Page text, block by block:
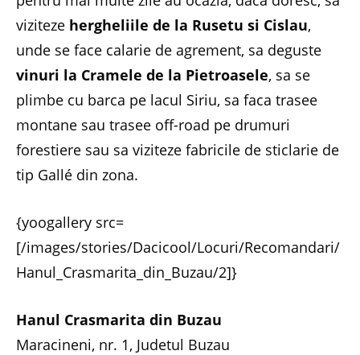
viziteze hergheliile de la Rusetu si Cislau,
unde se face calarie de agrement, sa deguste
vinuri la Cramele de la Pietroasele, sa se
plimbe cu barca pe lacul Siriu, sa faca trasee
montane sau trasee off-road pe drumuri
forestiere sau sa viziteze fabricile de sticlarie de
tip Gallé din zona.
{yoogallery src=
[/images/stories/Dacicool/Locuri/Recomandari/
Hanul_Crasmarita_din_Buzau/2]}
Hanul Crasmarita din Buzau
Maracineni, nr. 1, Judetul Buzau